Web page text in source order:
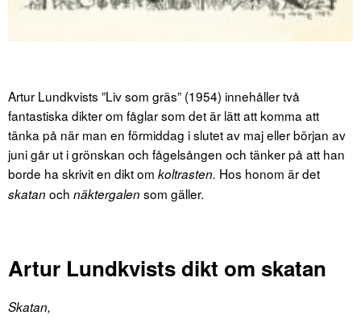
Artur Lundkvists ”Liv som gräs” (1954) innehåller två
fantastiska dikter om fåglar som det är lätt att komma att
tänka på när man en förmiddag i slutet av maj eller början av
juni går ut i grönskan och fågelsången och tänker på att han
borde ha skrivit en dikt om koltrasten. Hos honom är det
skatan och näktergalen som gäller.
Artur Lundkvists dikt om skatan
Skatan,